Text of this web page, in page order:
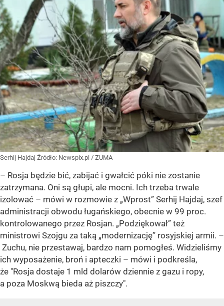
Serhij Hajdaj Źródło: Newspix.pl / ZUMA
– Rosja będzie bić, zabijać i gwałcić póki nie zostanie
zatrzymana. Oni są głupi, ale mocni. Ich trzeba trwale
izolować – mówi w rozmowie z „Wprost” Serhij Hajdaj, szef
administracji obwodu ługańskiego, obecnie w 99 proc.
kontrolowanego przez Rosjan. „Podziękował” też
ministrowi Szojgu za taką „modernizację” rosyjskiej armii. –
Zuchu, nie przestawaj, bardzo nam pomogłeś. Widzieliśmy
ich wyposażenie, broń i apteczki – mówi i podkreśla,
że "Rosja dostaje 1 mld dolarów dziennie z gazu i ropy,
a poza Moskwą bieda aż piszczy".